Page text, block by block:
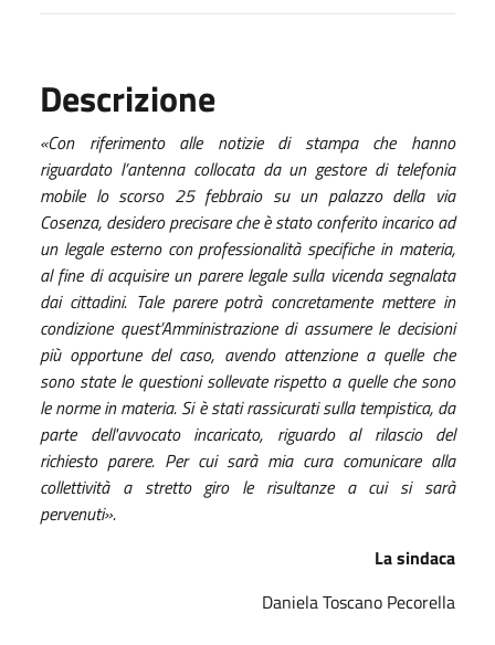
Descrizione
«Con riferimento alle notizie di stampa che hanno
riguardato l’antenna collocata da un gestore di telefonia
mobile lo scorso 25 febbraio su un palazzo della via
Cosenza, desidero precisare che è stato conferito incarico ad
un legale esterno con professionalità specifiche in materia,
al fine di acquisire un parere legale sulla vicenda segnalata
dai cittadini. Tale parere potrà concretamente mettere in
condizione quest’Amministrazione di assumere le decisioni
più opportune del caso, avendo attenzione a quelle che
sono state le questioni sollevate rispetto a quelle che sono
le norme in materia. Si è stati rassicurati sulla tempistica, da
parte dell'avvocato incaricato, riguardo al rilascio del
richiesto parere. Per cui sarà mia cura comunicare alla
collettività a stretto giro le risultanze a cui si sarà
pervenuti».
La sindaca
Daniela Toscano Pecorella